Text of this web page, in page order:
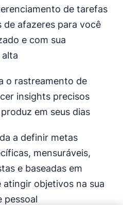
de tarefas
de afazeres para você
e com sua
o rastreamento de
insights precisos
em seus dias
a definir metas
mensuráveis,
e baseadas em
objetivos na sua
pessoal